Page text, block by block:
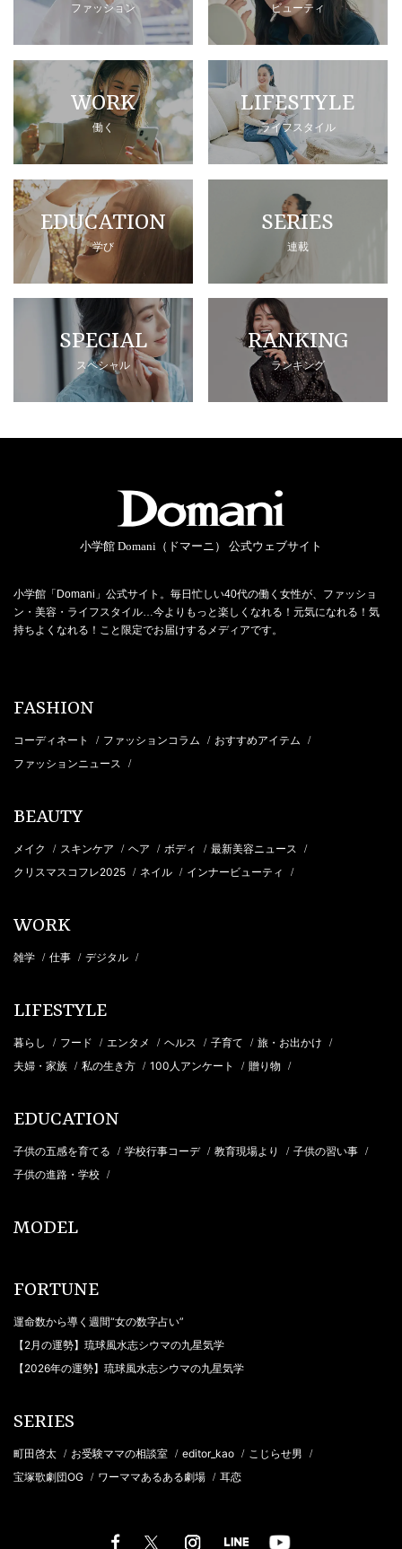
ファッション ビューティ
WORK
働く
LIFESTYLE
ライフスタイル
EDUCATION
学び
SERIES
連載
SPECIAL
スペシャル
RANKING
ランキング
小学館 Domani（ドマーニ） 公式ウェブサイト
小学館「Domani」公式サイト。毎日忙しい40代の働く女性が、ファッショ
ン・美容・ライフスタイル…今よりもっと楽しくなれる！元気になれる！気
持ちよくなれる！こと限定でお届けするメディアです。
FASHION
コーディネート / ファッションコラム / おすすめアイテム /
ファッションニュース /
BEAUTY
メイク / スキンケア / ヘア / ボディ / 最新美容ニュース /
クリスマスコフレ2025 / ネイル / インナービューティ /
WORK
雑学 / 仕事 / デジタル /
LIFESTYLE
暮らし / フード / エンタメ / ヘルス / 子育て / 旅・お出かけ /
夫婦・家族 / 私の生き方 / 100人アンケート / 贈り物 /
EDUCATION
子供の五感を育てる / 学校行事コーデ / 教育現場より / 子供の習い事 /
子供の進路・学校 /
MODEL
FORTUNE
運命数から導く週間“女の数字占い”
【2月の運勢】琉球風水志シウマの九星気学
【2026年の運勢】琉球風水志シウマの九星気学
SERIES
町田啓太 / お受験ママの相談室 / editor_kao / こじらせ男 /
宝塚歌劇団OG / ワーママあるある劇場 / 耳恋